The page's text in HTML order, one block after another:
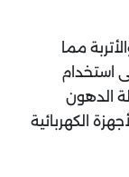
مما
استخدام
الدهون
الكهربائية